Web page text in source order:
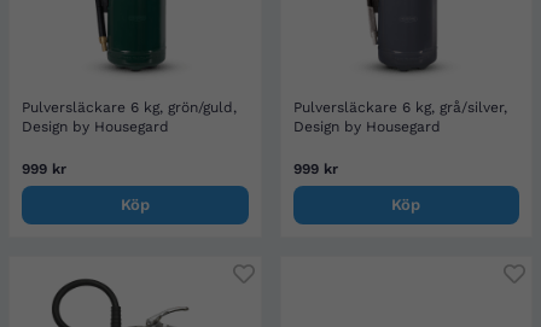
Pulversläckare 6 kg, grön/guld,
Design by Housegard
999 kr
Köp
Pulversläckare 6 kg, grå/silver,
Design by Housegard
999 kr
Köp